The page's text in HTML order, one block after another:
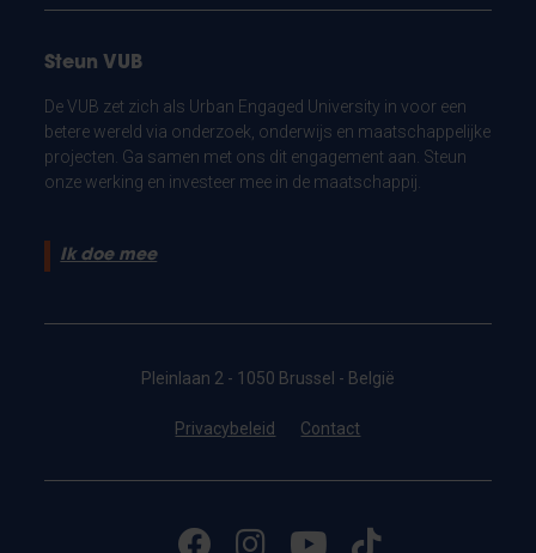
Steun VUB
De VUB zet zich als Urban Engaged University in voor een
betere wereld via onderzoek, onderwijs en maatschappelijke
projecten. Ga samen met ons dit engagement aan. Steun
onze werking en investeer mee in de maatschappij.
Ik doe mee
Pleinlaan 2 - 1050 Brussel - België
Privacybeleid Contact